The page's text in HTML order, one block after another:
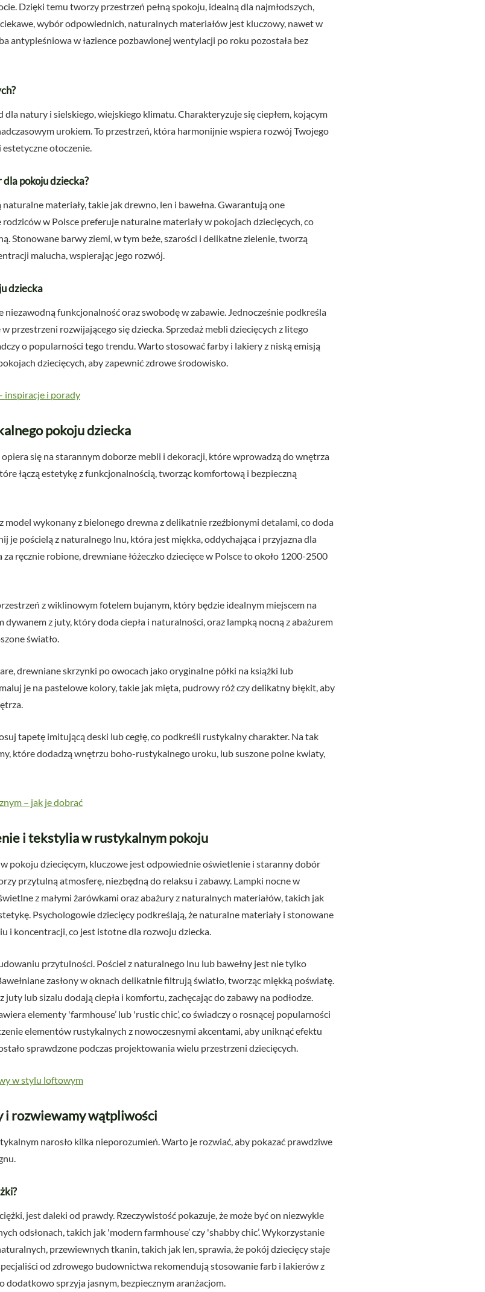
Dzięki temu tworzy przestrzeń pełną spokoju, idealną dla najmłodszych,
wybór odpowiednich, naturalnych materiałów jest kluczowy, nawet w
antypleśniowa w łazience pozbawionej wentylacji po roku pozostała bez
natury i sielskiego, wiejskiego klimatu. Charakteryzuje się ciepłem, kojącym
urokiem. To przestrzeń, która harmonijnie wspiera rozwój Twojego
estetyczne otoczenie.
pokoju dziecka?
materiały, takie jak drewno, len i bawełna. Gwarantują one
w Polsce preferuje naturalne materiały w pokojach dziecięcych, co
Stonowane barwy ziemi, w tym beże, szarości i delikatne zielenie, tworzą
malucha, wspierając jego rozwój.
dziecka
funkcjonalność oraz swobodę w zabawie. Jednocześnie podkreśla
przestrzeni rozwijającego się dziecka. Sprzedaż mebli dziecięcych z litego
o popularności tego trendu. Warto stosować farby i lakiery z niską emisją
dziecięcych, aby zapewnić zdrowe środowisko.
inspiracje i porady
pokoju dziecka
się na starannym doborze mebli i dekoracji, które wprowadzą do wnętrza
łączą estetykę z funkcjonalnością, tworząc komfortową i bezpieczną
model wykonany z bielonego drewna z delikatnie rzeźbionymi detalami, co doda
je pościelą z naturalnego lnu, która jest miękka, oddychająca i przyjazna dla
ręcznie robione, drewniane łóżeczko dziecięce w Polsce to około 1200-2500
z wiklinowym fotelem bujanym, który będzie idealnym miejscem na
dywanem z juty, który doda ciepła i naturalności, oraz lampką nocną z abażurem
światło.
drewniane skrzynki po owocach jako oryginalne półki na książki lub
je na pastelowe kolory, takie jak mięta, pudrowy róż czy delikatny błękit, aby
tapetę imitującą deski lub cegłę, co podkreśli rustykalny charakter. Na tak
które dodadzą wnętrzu boho-rustykalnego uroku, lub suszone polne kwiaty,
– jak je dobrać
i tekstylia w rustykalnym pokoju
pokoju dziecięcym, kluczowe jest odpowiednie oświetlenie i staranny dobór
przytulną atmosferę, niezbędną do relaksu i zabawy. Lampki nocne w
z małymi żarówkami oraz abażury z naturalnych materiałów, takich jak
Psychologowie dziecięcy podkreślają, że naturalne materiały i stonowane
i koncentracji, co jest istotne dla rozwoju dziecka.
przytulności. Pościel z naturalnego lnu lub bawełny jest nie tylko
zasłony w oknach delikatnie filtrują światło, tworząc miękką poświatę.
lub sizalu dodają ciepła i komfortu, zachęcając do zabawy na podłodze.
elementy 'farmhouse’ lub 'rustic chic’, co świadczy o rosnącej popularności
elementów rustykalnych z nowoczesnymi akcentami, aby uniknąć efektu
sprawdzone podczas projektowania wielu przestrzeni dziecięcych.
w stylu loftowym
i rozwiewamy wątpliwości
narosło kilka nieporozumień. Warto je rozwiać, aby pokazać prawdziwe
jest daleki od prawdy. Rzeczywistość pokazuje, że może być on niezwykle
odsłonach, takich jak 'modern farmhouse’ czy 'shabby chic’. Wykorzystanie
przewiewnych tkanin, takich jak len, sprawia, że pokój dziecięcy staje
od zdrowego budownictwa rekomendują stosowanie farb i lakierów z
dodatkowo sprzyja jasnym, bezpiecznym aranżacjom.